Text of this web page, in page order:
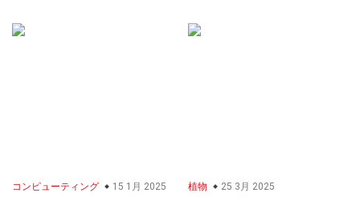
コンピューティング 15 1月 2025 植物 25 3月 2025